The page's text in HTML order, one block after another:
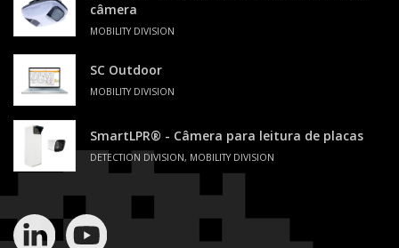
câmera
MOBILITY DIVISION
SC Outdoor
MOBILITY DIVISION
SmartLPR® - Câmera para leitura de placas
DETECTION DIVISION, MOBILITY DIVISION